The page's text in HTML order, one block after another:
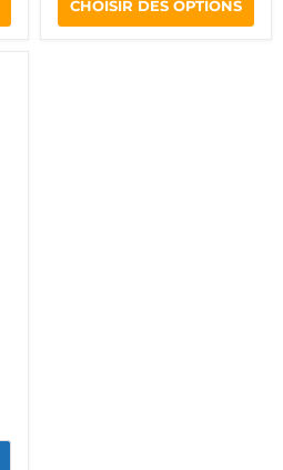
CHOISIR DES OPTIONS